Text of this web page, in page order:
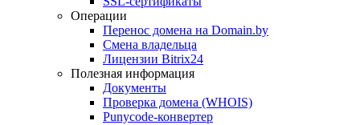
Операции
Перенос домена на Domain.by
Смена владельца
Лицензии Bitrix24
Полезная информация
Документы
Проверка домена (WHOIS)
Punycode-конвертер